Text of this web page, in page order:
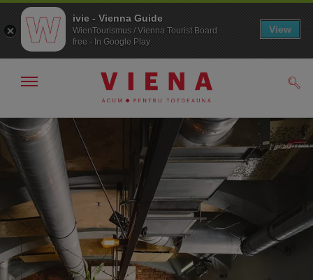
Către
navigare
Către
texte
Arată/ascunde
ivie - Vienna Guide
WienTourismus / Vienna Tourist Board
free - In Google Play
View